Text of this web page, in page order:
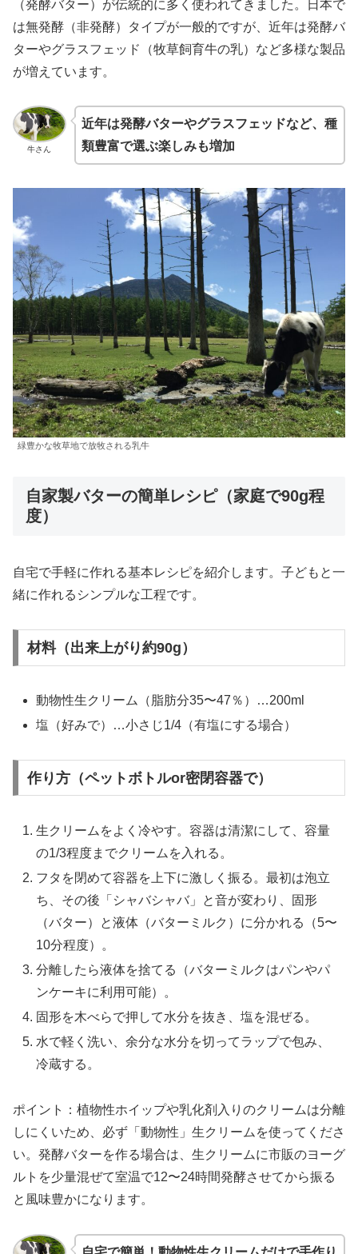
（発酵バター）が伝統的に多く使われてきました。日本で
は無発酵（非発酵）タイプが一般的ですが、近年は発酵バ
ターやグラスフェッド（牧草飼育牛の乳）など多様な製品
が増えています。
牛さん
近年は発酵バターやグラスフェッドなど、種
類豊富で選ぶ楽しみも増加
緑豊かな牧草地で放牧される乳牛
自家製バターの簡単レシピ（家庭で90g程
度）
自宅で手軽に作れる基本レシピを紹介します。子どもと一
緒に作れるシンプルな工程です。
材料（出来上がり約90g）
動物性生クリーム（脂肪分35〜47％）…200ml
塩（好みで）…小さじ1/4（有塩にする場合）
作り方（ペットボトルor密閉容器で）
生クリームをよく冷やす。容器は清潔にして、容量
の1/3程度までクリームを入れる。
フタを閉めて容器を上下に激しく振る。最初は泡立
ち、その後「シャバシャバ」と音が変わり、固形
（バター）と液体（バターミルク）に分かれる（5〜
10分程度）。
分離したら液体を捨てる（バターミルクはパンやパ
ンケーキに利用可能）。
固形を木べらで押して水分を抜き、塩を混ぜる。
水で軽く洗い、余分な水分を切ってラップで包み、
冷蔵する。
ポイント：植物性ホイップや乳化剤入りのクリームは分離
しにくいため、必ず「動物性」生クリームを使ってくださ
い。発酵バターを作る場合は、生クリームに市販のヨーグ
ルトを少量混ぜて室温で12〜24時間発酵させてから振る
と風味豊かになります。